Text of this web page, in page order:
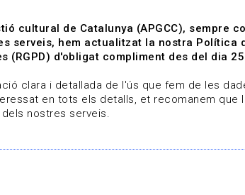
Projectes Serveis A qui
cultural de Catalunya (APGCC), sempre
serveis, hem actualitzat la nostra Política
(RGPD) d'obligat compliment des del dia
clara i detallada de l'ús que fem de les
en tots els detalls, et recomanem
nostres serveis.